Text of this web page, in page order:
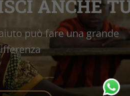
ANCHE
può fare una grande